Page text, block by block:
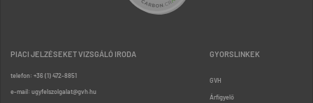
PIACI JELZÉSEKET VIZSGÁLÓ IRODA
telefon: +36 (1) 472-8851
e-mail: ugyfelszolgalat@gvh.hu
GYORSLINKEK
GVH
Árfigyelő